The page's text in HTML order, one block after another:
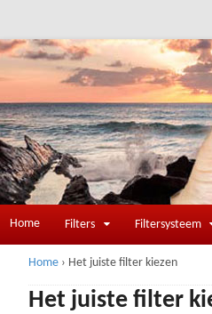
Home Filters Filtersysteem
Home › Het juiste filter kiezen
Het juiste filter